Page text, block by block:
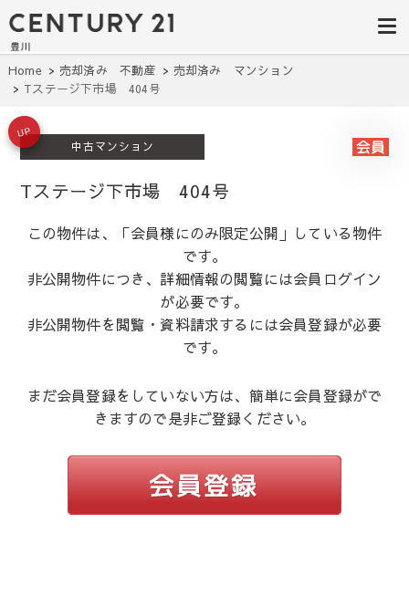
豊田市の中古
住宅・土地・
リノベ物件探
し｜センチュ
リー21豊川
建て・土地探しはセンチュリー21豊
川へ。豊田市内の最新物件情報を随
時更新中！駅近、建築条件無し、ペ
ット可、学区別など、お客様のこだ
わり条件に合わせて理想の物件を簡
Home 売却済み 不動産
売却済み マンション
Tステージ下市場 404号
中古マンション
Tステージ下市場 404号
UP
この物件は、「会員様にのみ限定公開」している物件
です。
非公開物件につき、詳細情報の閲覧には会員ログイン
が必要です。
非公開物件を閲覧・資料請求するには会員登録が必要
です。
まだ会員登録をしていない方は、簡単に会員登録がで
きますので是非ご登録ください。